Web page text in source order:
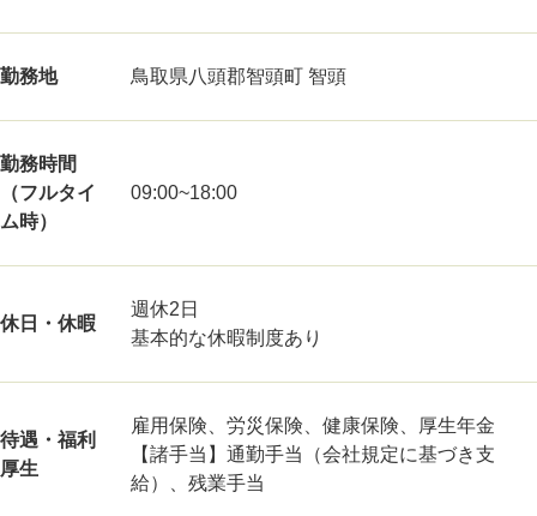
勤務地 鳥取県八頭郡智頭町 智頭
勤務時間
（フルタイ
ム時）
09:00~18:00
休日・休暇
週休2日
基本的な休暇制度あり
待遇・福利
厚生
雇用保険、労災保険、健康保険、厚生年金
【諸手当】通勤手当（会社規定に基づき支
給）、残業手当